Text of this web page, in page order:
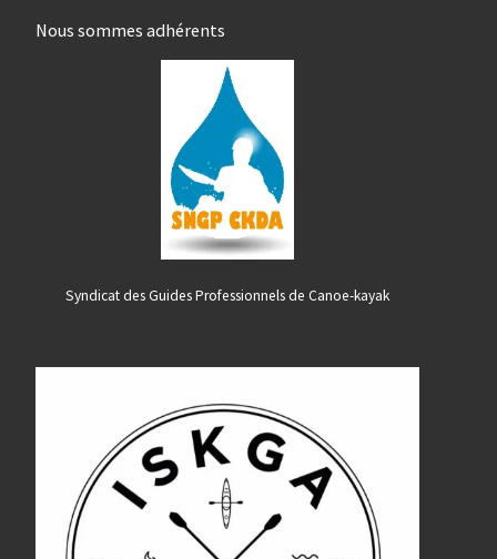
Nous sommes adhérents
Syndicat des Guides Professionnels de Canoe-kayak